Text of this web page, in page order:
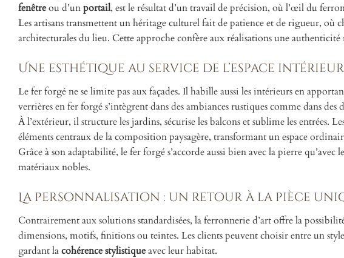
fenêtreou d’unportail, est le résultat d’un travail de précision, où l’œil du
Les artisans transmettent un héritage culturel fait de patience et de rigueur, où
architecturales du lieu. Cette approche confère aux réalisations une
Une esthétique au service de l’espace
Le fer forgé ne se limite pas aux façades. Il habille aussi les intérieurs en
verrières en fer forgé s’intègrent dans des ambiances rustiques comme dans des
À l’extérieur, il structure les jardins, sécurise les balcons et sublime les entrées.
éléments centraux de la composition paysagère, transformant un espace
Grâce à son adaptabilité, le fer forgé s’accorde aussi bien avec la pierre
matériaux nobles.
La personnalisation : un retour à la pièce
Contrairement aux solutions standardisées, la ferronnerie d’art offre la
dimensions, motifs, finitions ou teintes. Les clients peuvent choisir entre un
gardant lacohérence stylistiqueavec leur habitat.